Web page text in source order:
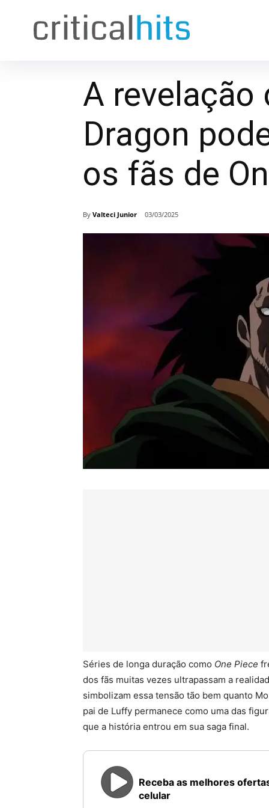
A revelação
Dragon
os fãs de
By Valteci Junior 03/03/2025
Séries de longa duração como One Piece
dos fãs muitas vezes ultrapassam a
simbolizam essa tensão tão bem quanto
pai de Luffy permanece como uma das
que a história entrou em sua saga final.
Receba as melhores
celular